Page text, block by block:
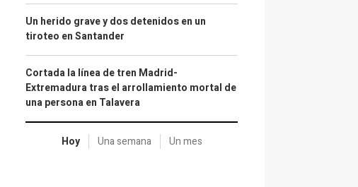
Un herido grave y dos detenidos en un
tiroteo en Santander
Cortada la línea de tren Madrid-
Extremadura tras el arrollamiento mortal de
una persona en Talavera
Hoy Una semana Un mes